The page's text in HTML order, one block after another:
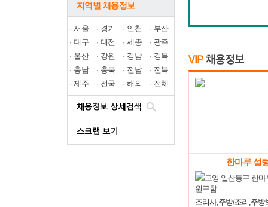
지역별 채용정보
· 서울 · 경기 · 인천 · 부산
· 대구 · 대전 · 세종 · 광주
· 울산 · 강원 · 경남 · 경북
· 충남 · 충북 · 전남 · 전북
· 제주 · 전국 · 해외 · 전체
한마루 설
고양 일산동구 한마
원구함